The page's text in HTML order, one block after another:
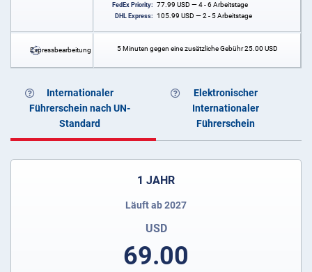
FedEx Priority: 77.99 USD — 4 - 6 Arbeitstage
DHL Express: 105.99 USD — 2 - 5 Arbeitstage
Expressbearbeitung 5 Minuten gegen eine zusätzliche Gebühr25.00 USD
Internationaler
Führerschein nach UN-
Standard
Elektronischer
Internationaler
Führerschein
1 JAHR
Läuft ab 2027
USD
69.00